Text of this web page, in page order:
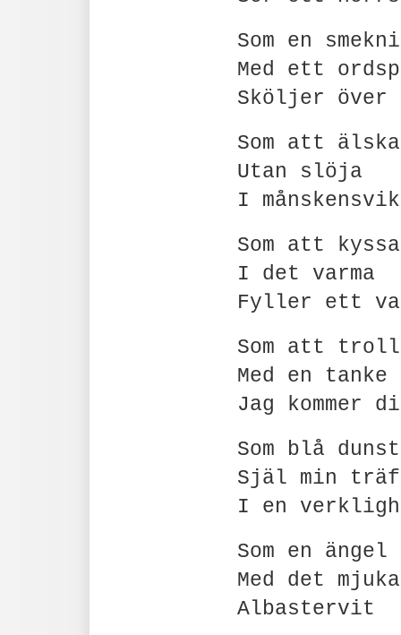
Som en
Med ett
Sköljer över
Som att älska
Utan slöja
I månskensvik
Som att
I det varma
Fyller ett
Som att
Med en tanke
Jag kommer
Som blå
Själ min
I en
Som en ängel
Med det mjuka
Albastervit